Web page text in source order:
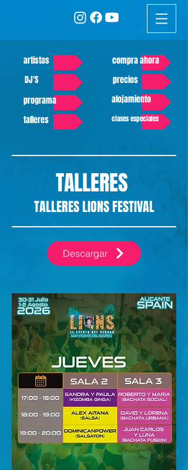
artistas
DJ'S
programa
talleres
compra ahora
precios
alojamiento
clases especiales
TALLERES LIONS FESTIVAL
TALLERES
Descargar